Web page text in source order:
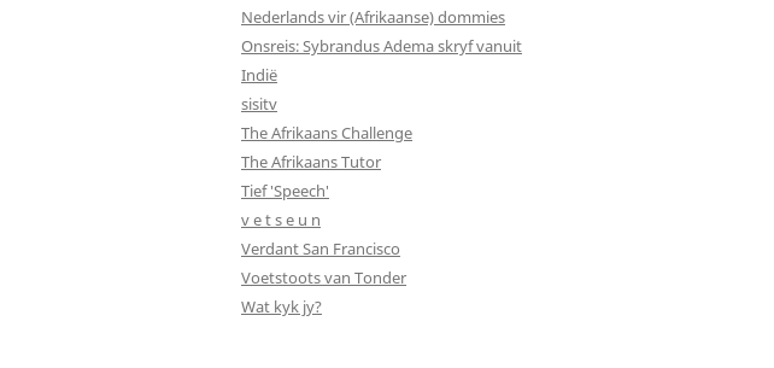
Nederlands vir (Afrikaanse) dommies
Onsreis: Sybrandus Adema skryf vanuit
Indië
sisitv
The Afrikaans Challenge
The Afrikaans Tutor
Tief 'Speech'
v e t s e u n
Verdant San Francisco
Voetstoots van Tonder
Wat kyk jy?